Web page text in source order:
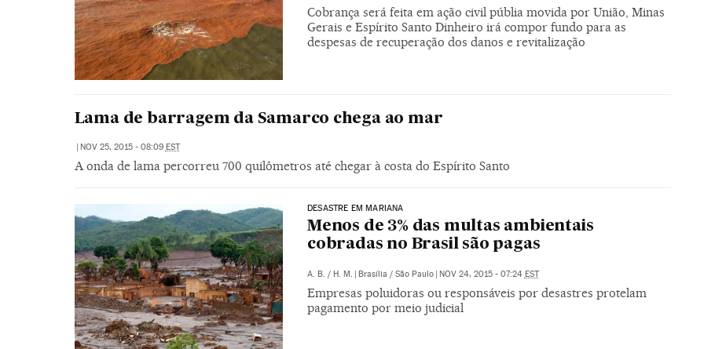
Cobrança será feita em ação civil públia movida por União, Minas
Gerais e Espírito Santo Dinheiro irá compor fundo para as
despesas de recuperação dos danos e revitalização
Lama de barragem da Samarco chega ao mar
| NOV 25, 2015 - 08:09 EST
A onda de lama percorreu 700 quilômetros até chegar à costa do Espírito Santo
DESASTRE EM MARIANA
Menos de 3% das multas ambientais
cobradas no Brasil são pagas
A. B. / H. M. Brasília / São Paulo NOV 24, 2015 - 07:24 EST
Empresas poluidoras ou responsáveis por desastres protelam
pagamento por meio judicial